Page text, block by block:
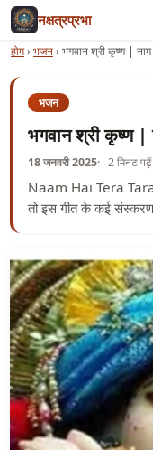
नक्षत्रप्रभा
होम›भजन›भगवान श्री कृष्ण | नाम
भजन
भगवान श्री कृष्ण |
18 जनवरी 2025 2 मिनट पढ़ें
Naam Hai Tera
तो इस गीत के कई